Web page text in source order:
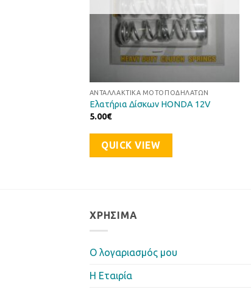
ΑΝΤΑΛΛΑΚΤΙΚΆ ΜΟΤΟΠΟΔΗΛΆΤΩΝ
Ελατήρια Δίσκων HONDA 12V
5.00€
QUICK VIEW
ΧΡΉΣΙΜΑ
Ο λογαριασμός μου
Η Eταιρία